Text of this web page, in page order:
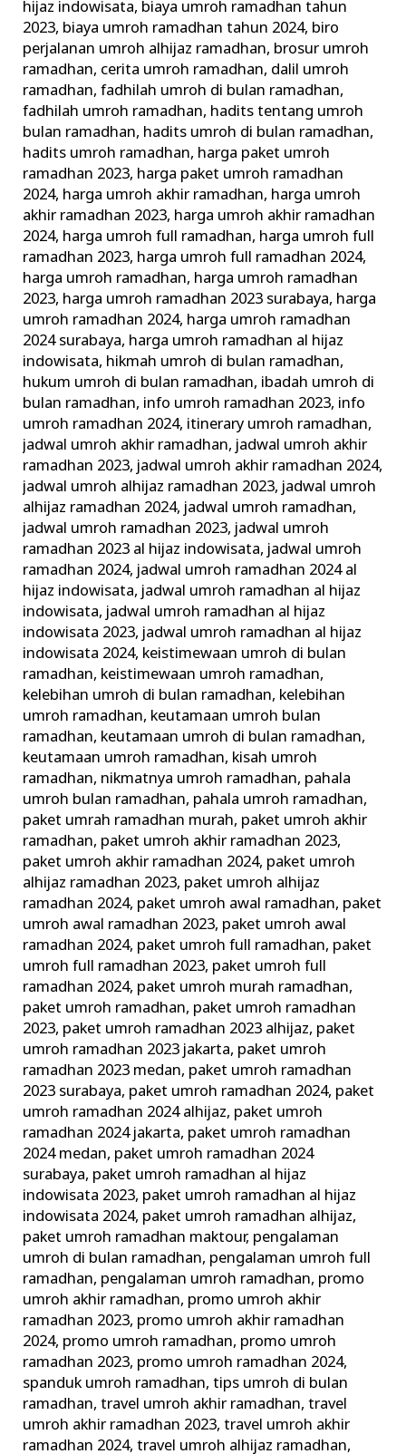
hijaz indowisata, biaya umroh ramadhan tahun
2023, biaya umroh ramadhan tahun 2024, biro
perjalanan umroh alhijaz ramadhan, brosur umroh
ramadhan, cerita umroh ramadhan, dalil umroh
ramadhan,fadhilah umroh di bulan ramadhan,
fadhilah umroh ramadhan, hadits tentang umroh
bulan ramadhan, hadits umroh di bulan ramadhan,
hadits umroh ramadhan, harga paket umroh
ramadhan 2023, harga paket umroh ramadhan
2024, harga umroh akhir ramadhan, harga umroh
akhir ramadhan 2023, harga umroh akhir ramadhan
2024, harga umroh full ramadhan, harga umroh full
ramadhan 2023, harga umroh full ramadhan 2024,
harga umroh ramadhan, harga umroh ramadhan
2023, harga umroh ramadhan 2023 surabaya, harga
umroh ramadhan 2024, harga umroh ramadhan
2024 surabaya, harga umroh ramadhan al hijaz
indowisata, hikmah umroh di bulan ramadhan,
hukum umroh di bulan ramadhan, ibadah umroh di
bulan ramadhan, info umroh ramadhan 2023, info
umroh ramadhan 2024, itinerary umroh ramadhan,
jadwal umroh akhir ramadhan, jadwal umroh akhir
ramadhan 2023, jadwal umroh akhir ramadhan 2024,
jadwal umroh alhijaz ramadhan 2023, jadwal umroh
alhijaz ramadhan 2024, jadwal umroh ramadhan,
jadwal umroh ramadhan 2023, jadwal umroh
ramadhan 2023 al hijaz indowisata, jadwal umroh
ramadhan 2024, jadwal umroh ramadhan 2024 al
hijaz indowisata, jadwal umroh ramadhan al hijaz
indowisata, jadwal umroh ramadhan al hijaz
indowisata 2023, jadwal umroh ramadhan al hijaz
indowisata 2024, keistimewaan umroh di bulan
ramadhan, keistimewaan umroh ramadhan,
kelebihan umroh di bulan ramadhan, kelebihan
umroh ramadhan, keutamaan umroh bulan
ramadhan, keutamaan umroh di bulan ramadhan,
keutamaan umroh ramadhan, kisah umroh
ramadhan, nikmatnya umroh ramadhan, pahala
umroh bulan ramadhan, pahala umroh ramadhan,
paket umrah ramadhan murah, paket umroh akhir
ramadhan, paket umroh akhir ramadhan 2023,
paket umroh akhir ramadhan 2024, paket umroh
alhijaz ramadhan 2023, paket umroh alhijaz
ramadhan 2024, paket umroh awal ramadhan, paket
umroh awal ramadhan 2023, paket umroh awal
ramadhan 2024, paket umroh full ramadhan, paket
umroh full ramadhan 2023, paket umroh full
ramadhan 2024, paket umroh murah ramadhan,
paket umroh ramadhan, paket umroh ramadhan
2023, paket umroh ramadhan 2023 alhijaz, paket
umroh ramadhan 2023 jakarta, paket umroh
ramadhan 2023 medan, paket umroh ramadhan
2023 surabaya, paket umroh ramadhan 2024, paket
umroh ramadhan 2024 alhijaz, paket umroh
ramadhan 2024 jakarta, paket umroh ramadhan
2024 medan, paket umroh ramadhan 2024
surabaya, paket umroh ramadhan al hijaz
indowisata 2023, paket umroh ramadhan al hijaz
indowisata 2024, paket umroh ramadhan alhijaz,
paket umroh ramadhan maktour, pengalaman
umroh di bulan ramadhan, pengalaman umroh full
ramadhan, pengalaman umroh ramadhan, promo
umroh akhir ramadhan, promo umroh akhir
ramadhan 2023, promo umroh akhir ramadhan
2024, promo umroh ramadhan, promo umroh
ramadhan 2023, promo umroh ramadhan 2024,
spanduk umroh ramadhan,tips umroh di bulan
ramadhan,travel umroh akhir ramadhan,travel
umroh akhir ramadhan 2023,travel umroh akhir
ramadhan 2024,travel umroh alhijaz ramadhan,